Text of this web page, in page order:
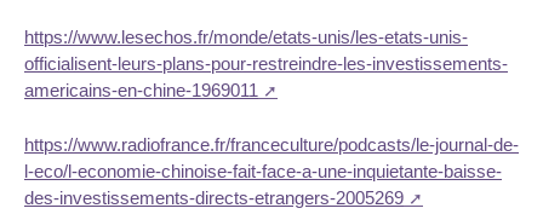
https://www.lesechos.fr/monde/etats-unis/les-etats-unis-
officialisent-leurs-plans-pour-restreindre-les-investissements-
americains-en-chine-1969011
https://www.radiofrance.fr/franceculture/podcasts/le-journal-de-
l-eco/l-economie-chinoise-fait-face-a-une-inquietante-baisse-
des-investissements-directs-etrangers-2005269